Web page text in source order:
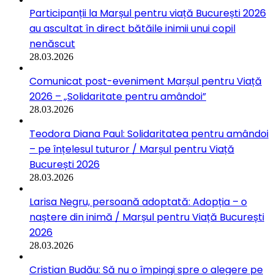
Participanții la Marșul pentru viață București 2026
au ascultat în direct bătăile inimii unui copil
nenăscut
28.03.2026
Comunicat post-eveniment Marșul pentru Viață
2026 – „Solidaritate pentru amândoi”
28.03.2026
Teodora Diana Paul: Solidaritatea pentru amândoi
– pe înțelesul tuturor / Marșul pentru Viață
București 2026
28.03.2026
Larisa Negru, persoană adoptată: Adopția – o
naștere din inimă / Marșul pentru Viață București
2026
28.03.2026
Cristian Budău: Să nu o împingi spre o alegere pe